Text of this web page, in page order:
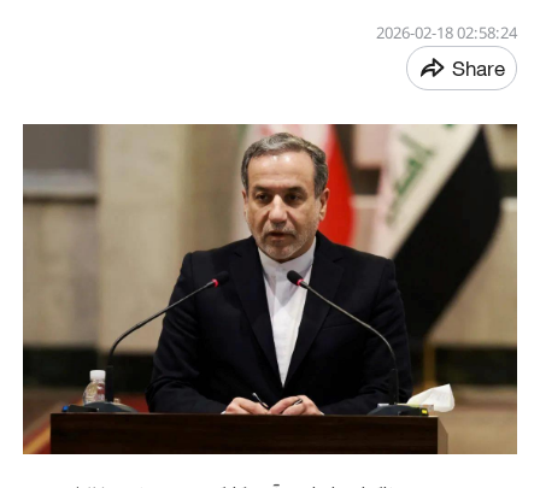
02:58:24 2026-02-18
Share